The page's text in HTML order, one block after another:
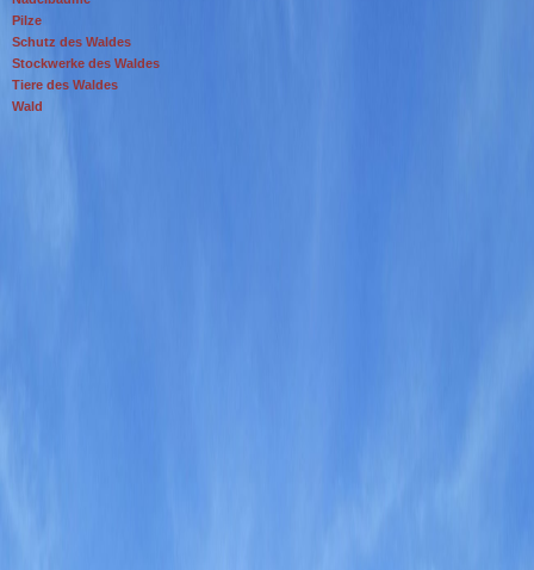
Pilze
Schutz des Waldes
Stockwerke des Waldes
Tiere des Waldes
Wald